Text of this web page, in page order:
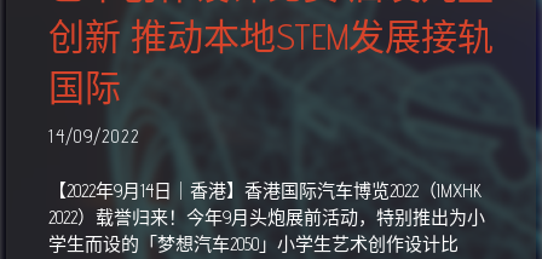
创新 推动本地STEM发展接轨
国际
14/09/2022
【2022年9月14日｜香港】香港国际汽车博览2022（IMXHK
2022）载誉归来！今年9月头炮展前活动，特别推出为小
学生而设的「梦想汽车2050」小学生艺术创作设计比